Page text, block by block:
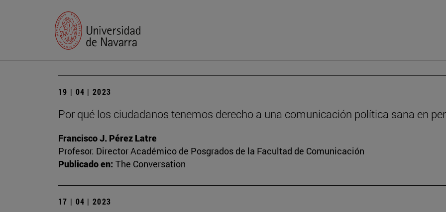
19 | 04 | 2023
Por qué los ciudadanos tenemos derecho a una comunicación política sana en
Francisco J. Pérez Latre
Profesor. Director Académico de Posgrados de la Facultad de Comunicación
Publicado en: The Conversation
17 | 04 | 2023